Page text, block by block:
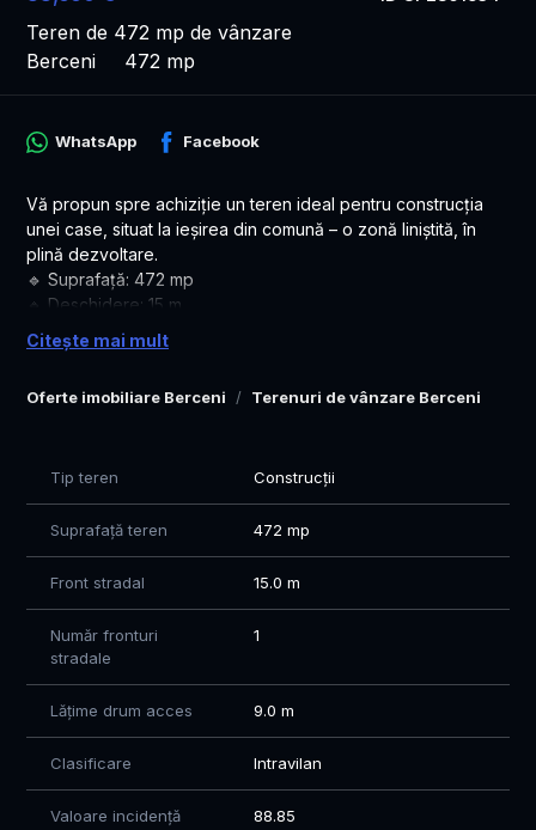
Teren de 472 mp de vânzare
Berceni
472 mp
Oferte imobiliare Berceni Terenuri de vânzare Berceni
WhatsApp Facebook
Vă propun spre achiziție un teren ideal pentru construcția
unei case, situat la ieșirea din comună – o zonă liniștită, în
plină dezvoltare.
🔹 Suprafață: 472 mp
🔹 Deschidere: 15 m
🔹 Utilități: curent electric
🔹 Acces rapid către București
Va invit sa vizionam impreuna aceasta proprietate!
Mihaela – 0784.74.74.51
Citește mai mult
Tip teren Construcții
Suprafață teren 472 mp
Front stradal 15.0 m
Număr fronturi
stradale
1
Lățime drum acces 9.0 m
Clasificare Intravilan
Valoare incidență 88.85